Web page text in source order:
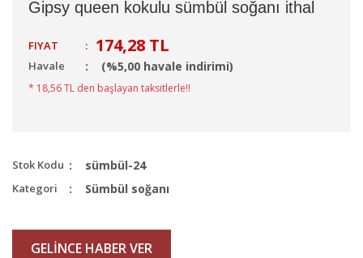
Gipsy queen kokulu sümbül soğanı ithal
FIYAT : 174,28 TL
Havale (%5,00 havale indirimi)
* 18,56 TL den başlayan taksitlerle!!
Stok Kodu sümbül-24
Kategori Sümbül soğanı
GELİNCE HABER VER